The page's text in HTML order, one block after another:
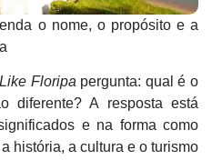
o nome, o propósito e a
Like Floripa pergunta: qual é o
diferente? A resposta está
e na forma como
história, a cultura e o turismo